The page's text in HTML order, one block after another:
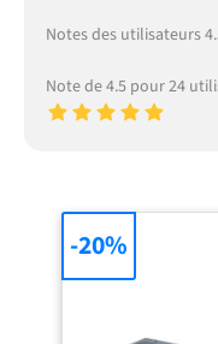
Notes des utilisateurs
Note de 4.5 pour 24
-20%